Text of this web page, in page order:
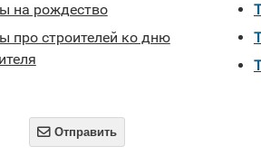
на рождество
 Отправить